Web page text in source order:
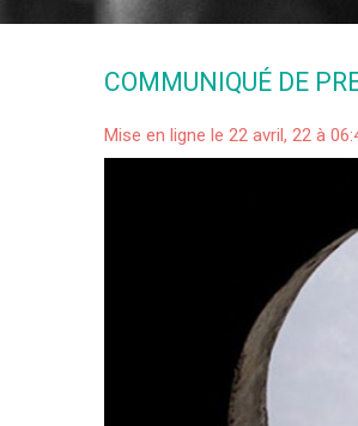
COMMUNIQUÉ DE
Mise en ligne le 22 avril, 22 à